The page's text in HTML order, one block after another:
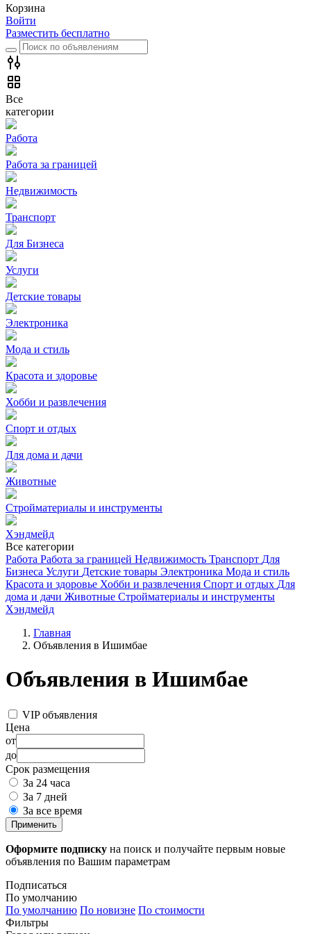
Корзина
Войти
Разместить бесплатно
Все
категории
Работа
Работа за границей
Недвижимость
Транспорт
Для Бизнеса
Услуги
Детские товары
Электроника
Мода и стиль
Красота и здоровье
Хобби и развлечения
Спорт и отдых
Для дома и дачи
Животные
Стройматериалы и инструменты
Хэндмейд
Все категории
Работа Работа за границей Недвижимость Транспорт Для
Бизнеса Услуги Детские товары Электроника Мода и стиль
Красота и здоровье Хобби и развлечения Спорт и отдых Для
дома и дачи Животные Стройматериалы и инструменты
Хэндмейд
Главная
Объявления в Ишимбае
Объявления в Ишимбае
VIP объявления
Цена
от
до
Срок размещения
За 24 часа
За 7 дней
За все время
Применить
Оформите подписку на поиск и получайте первым новые
объявления по Вашим параметрам
Подписаться
По умолчанию
По умолчанию По новизне По стоимости
Фильтры